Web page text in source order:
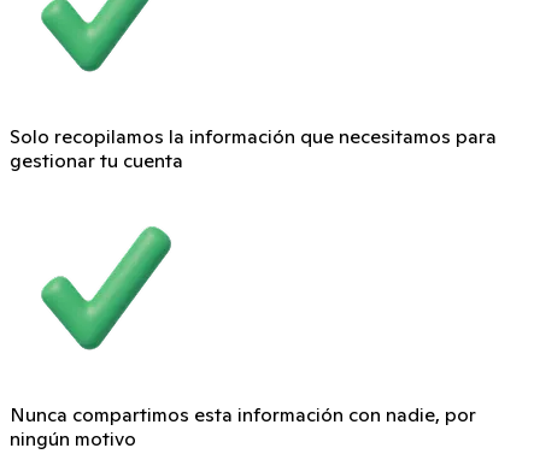
Solo recopilamos la información que necesitamos para
gestionar tu cuenta
Nunca compartimos esta información con nadie, por
ningún motivo